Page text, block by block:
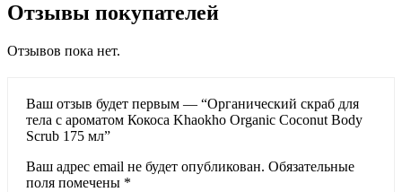
Отзывы покупателей
Отзывов пока нет.
Ваш отзыв будет первым — “Органический скраб для
тела с ароматом Кокоса Khaokho Organic Coconut Body
Scrub 175 мл”
Ваш адрес email не будет опубликован. Обязательные
поля помечены *